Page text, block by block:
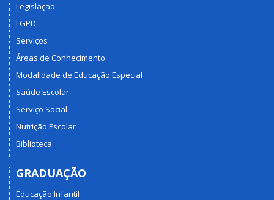
Legislação
LGPD
Serviços
Áreas de Conhecimento
Modalidade de Educação Especial
Saúde Escolar
Serviço Social
Nutrição Escolar
Biblioteca
GRADUAÇÃO
Educação Infantil